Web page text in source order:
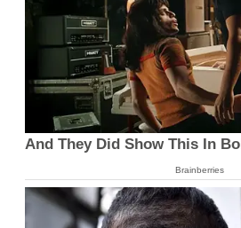
And They Did Show This In
Brainberries